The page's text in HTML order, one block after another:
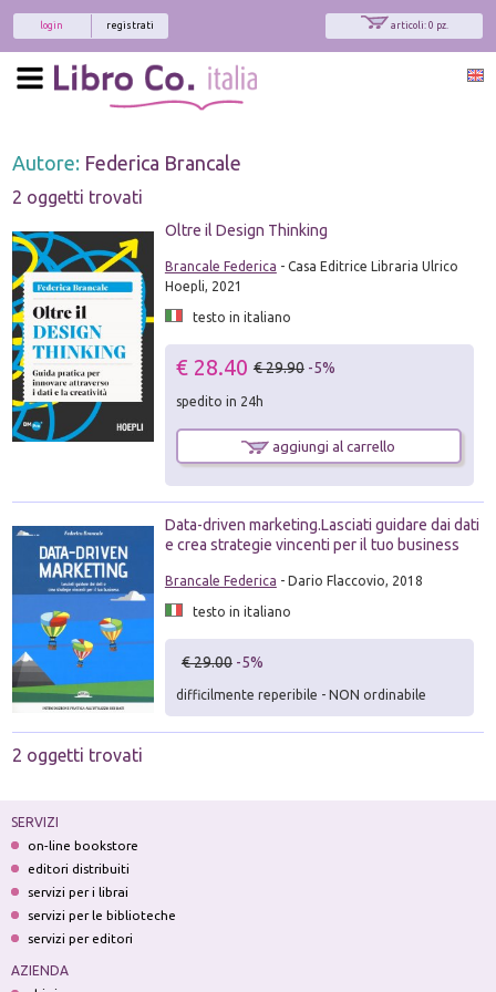
articoli: 0 pz.
registrati
login
Autore: Federica Brancale
2 oggetti trovati
Oltre il Design Thinking
Brancale Federica - Casa Editrice Libraria Ulrico
Hoepli, 2021
testo in italiano
€ 28.40 € 29.90 -5%
spedito in 24h
aggiungi al carrello
Data-driven marketing.Lasciati guidare dai dati
e crea strategie vincenti per il tuo business
Brancale Federica - Dario Flaccovio, 2018
testo in italiano
€ 29.00 -5%
difficilmente reperibile - NON ordinabile
2 oggetti trovati
SERVIZI
on-line bookstore
editori distribuiti
servizi per i librai
servizi per le biblioteche
servizi per editori
AZIENDA